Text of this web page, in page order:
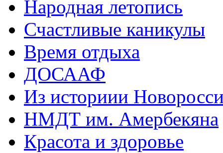
Народная летопись
Счастливые каникулы
Время отдыха
ДОСААФ
Из историии
НМДТ им. Амербекяна
Красота и здоровье